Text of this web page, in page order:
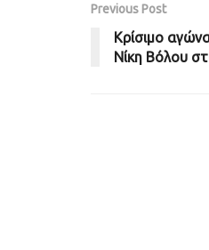
Previous Post
Κρίσιμο
Νίκη Βόλου